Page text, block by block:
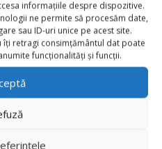
informațiile despre dispozitive.
ne permite să procesăm date,
sau ID-uri unice pe acest site.
îți retragi consimțământul dat poate
funcționalități și funcții.
Câmpurile obligatorii